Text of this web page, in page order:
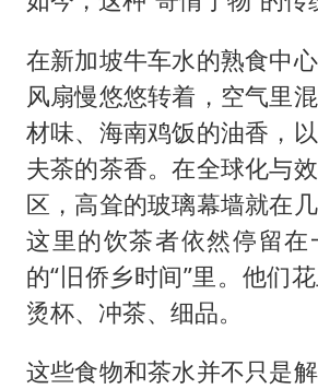
在新加坡牛车水的熟食中
风扇慢悠悠转着，空气里
材味、海南鸡饭的油香，
夫茶的茶香。在全球化与
区，高耸的玻璃幕墙就在
这里的饮茶者依然停留在
的“旧侨乡时间”里。他们
烫杯、冲茶、细品。
这些食物和茶水并不只是